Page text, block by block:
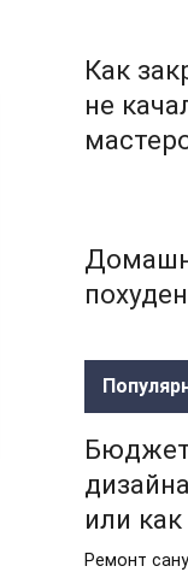
Как
не
или
Ремонт